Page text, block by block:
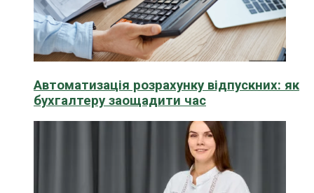
Автоматизація розрахунку відпускних: як
бухгалтеру заощадити час